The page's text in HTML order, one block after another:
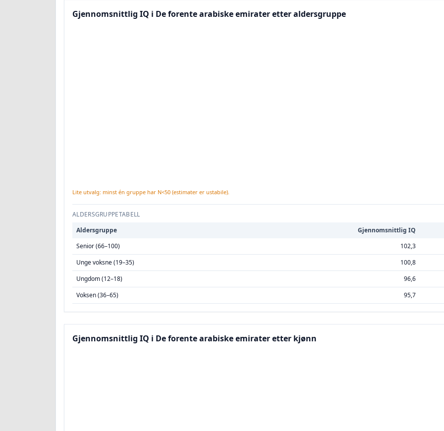
Gjennomsnittlig IQ i De forente arabiske emirater etter aldersgruppe
Lite utvalg: minst én gruppe har N<50 (estimater er ustabile).
ALDERSGRUPPETABELL
Aldersgruppe
Gjennomsnittlig IQ
Senior (66–100)
102,3
Unge voksne (19–35)
100,8
Ungdom (12–18)
96,6
Voksen (36–65)
95,7
Gjennomsnittlig IQ i De forente arabiske emirater etter kjønn